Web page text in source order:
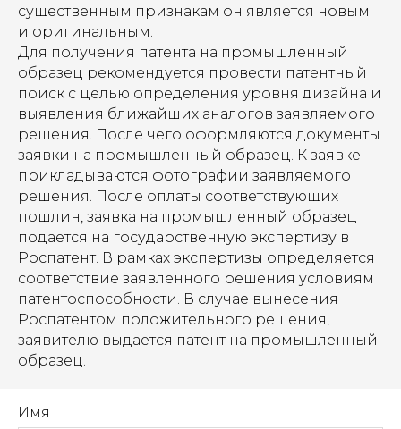
существенным признакам он является новым
и оригинальным.
Для получения патента на промышленный
образец рекомендуется провести патентный
поиск с целью определения уровня дизайна и
выявления ближайших аналогов заявляемого
решения. После чего оформляются документы
заявки на промышленный образец. К заявке
прикладываются фотографии заявляемого
решения. После оплаты соответствующих
пошлин, заявка на промышленный образец
подается на государственную экспертизу в
Роспатент. В рамках экспертизы определяется
соответствие заявленного решения условиям
патентоспособности. В случае вынесения
Роспатентом положительного решения,
заявителю выдается патент на промышленный
образец.
Имя